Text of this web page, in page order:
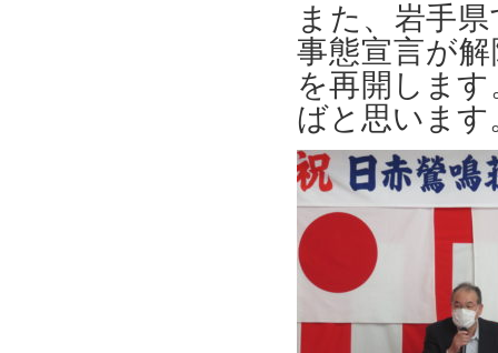
また、岩手
事態宣言が
を再開しま
ばと思います